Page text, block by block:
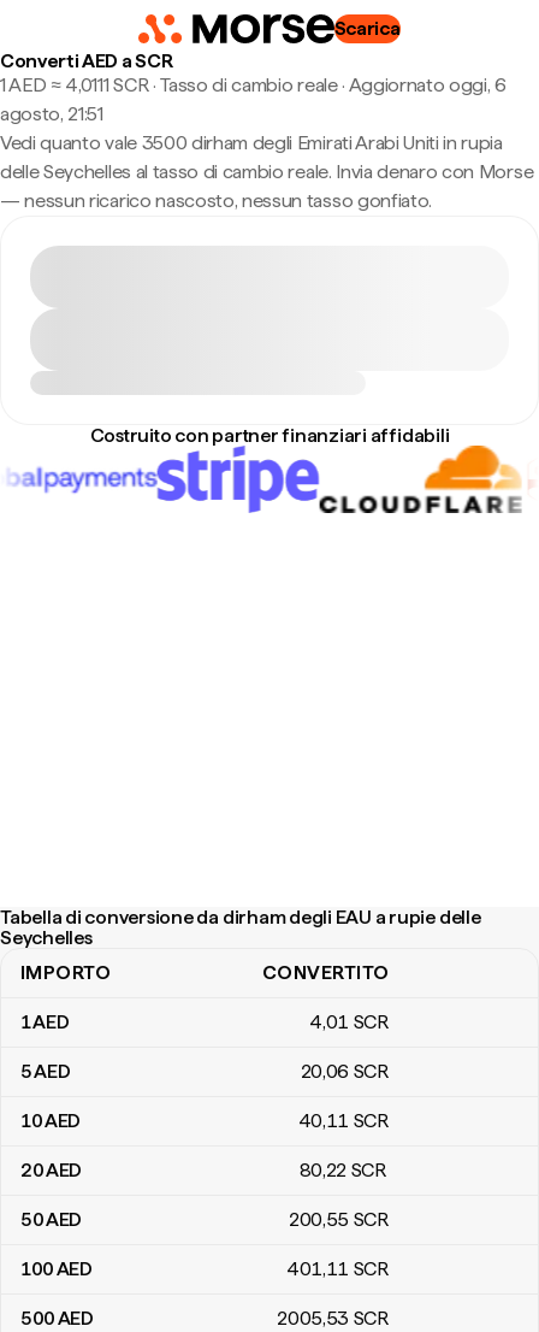
Scarica
Converti AED a SCR
1 AED ≈ 4,0111 SCR · Tasso di cambio reale· Aggiornato oggi, 6
agosto, 21:51
Vedi quanto vale 3500 dirham degli Emirati Arabi Uniti in rupia
delle Seychelles al tasso di cambio reale. Invia denaro con Morse
— nessun ricarico nascosto, nessun tasso gonfiato.
Costruito con partner finanziari affidabili
Tabella di conversione da dirham degli EAU a rupie delle
Seychelles
Tabella di conversione da dirham degli EAU a rupie delle
IMPORTO CONVERTITO
1AED 4,01 SCR
5AED 20,06 SCR
10AED 40,11 SCR
20AED 80,22 SCR
50AED 200,55 SCR
100AED 401,11 SCR
500AED 2005,53 SCR